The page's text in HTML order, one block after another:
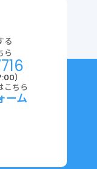
る
ら
）
こちら
ーム